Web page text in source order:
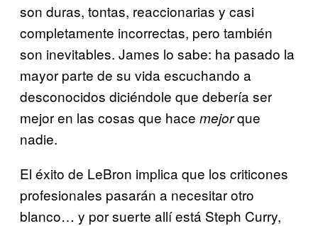
son duras, tontas, reaccionarias y casi
completamente incorrectas, pero también
son inevitables. James lo sabe: ha pasado la
mayor parte de su vida escuchando a
desconocidos diciéndole que debería ser
mejor en las cosas que hace mejorque
nadie.
El éxito de LeBron implica que los criticones
profesionales pasarán a necesitar otro
blanco… y por suerte allí está Steph Curry,